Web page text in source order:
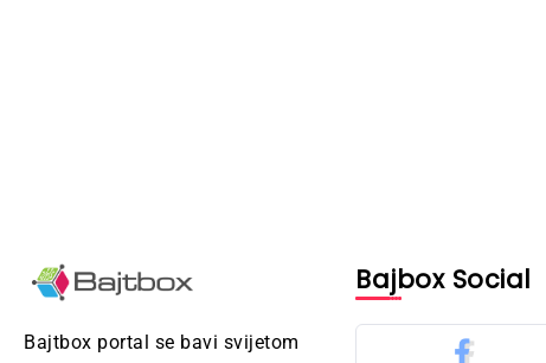
Bajtbox portal se bavi svijetom
Bajbox Social